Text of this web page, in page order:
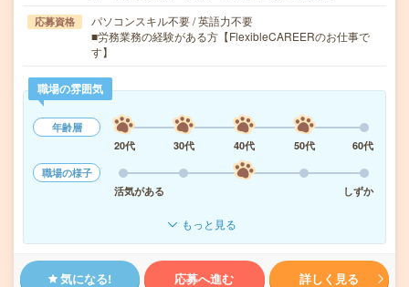
応募資格
パソコンスキル不要 / 英語力不要
■労務業務の経験がある方【FlexibleCAREERのお仕事で
す】
職場の雰囲気
年齢層
20代
30代 40代 50代
60代
職場の様子
活気がある
しずか
もっと見る
気になる! 応募へ進む 詳しく見る